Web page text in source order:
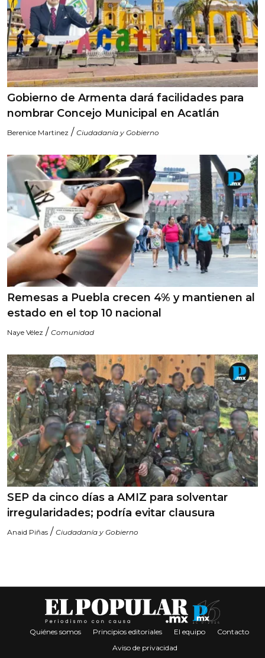
Gobierno de Armenta dará facilidades para
nombrar Concejo Municipal en Acatlán
Berenice Martinez / Ciudadanía y Gobierno
Remesas a Puebla crecen 4% y mantienen al
estado en el top 10 nacional
Naye Vélez / Comunidad
SEP da cinco días a AMIZ para solventar
irregularidades; podría evitar clausura
Anaid Piñas / Ciudadanía y Gobierno
Quiénes somos Principios editoriales El equipo
Contacto
Aviso de privacidad